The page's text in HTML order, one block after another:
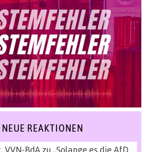
NEUE REAKTIONEN
VVN-BdAzu „Solange es die AfD